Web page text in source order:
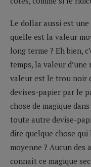
Le dollar aussi est
quelle est la valeur
long terme ? Eh bien,
temps, la valeur
valeur est le trou noir
devises-papier par le
chose de magique
toute autre devise-
dire quelque chose qui
moyenne ? Aucun des
connaît ce magique